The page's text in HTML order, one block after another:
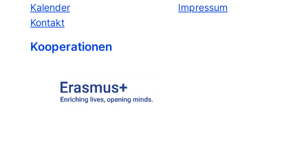
Kalender
Kontakt
Impressum
Kooperationen